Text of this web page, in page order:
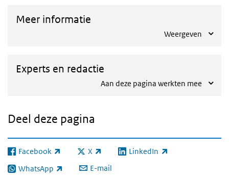
Meer informatie
Weergeven
Experts en redactie
Aan deze pagina werkten mee
Deel deze pagina
Facebook
(externe link) X
(externe link) LinkedIn
(externe link)
WhatsApp
(externe link) E-mail